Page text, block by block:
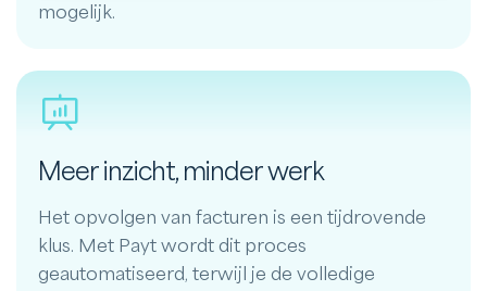
mogelijk.
Meer inzicht, minder werk
Het opvolgen van facturen is een tijdrovende
klus. Met Payt wordt dit proces
geautomatiseerd, terwijl je de volledige